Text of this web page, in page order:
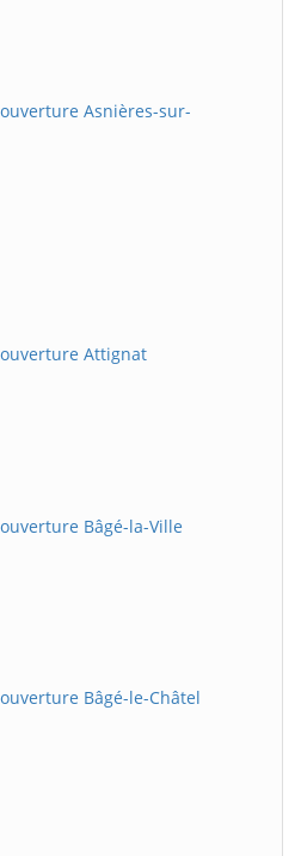
Asnières-sur-
Attignat
Bâgé-la-Ville
Bâgé-le-Châtel